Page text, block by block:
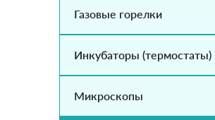
Газовые горелки
Инкубаторы (термостаты)
Микроскопы